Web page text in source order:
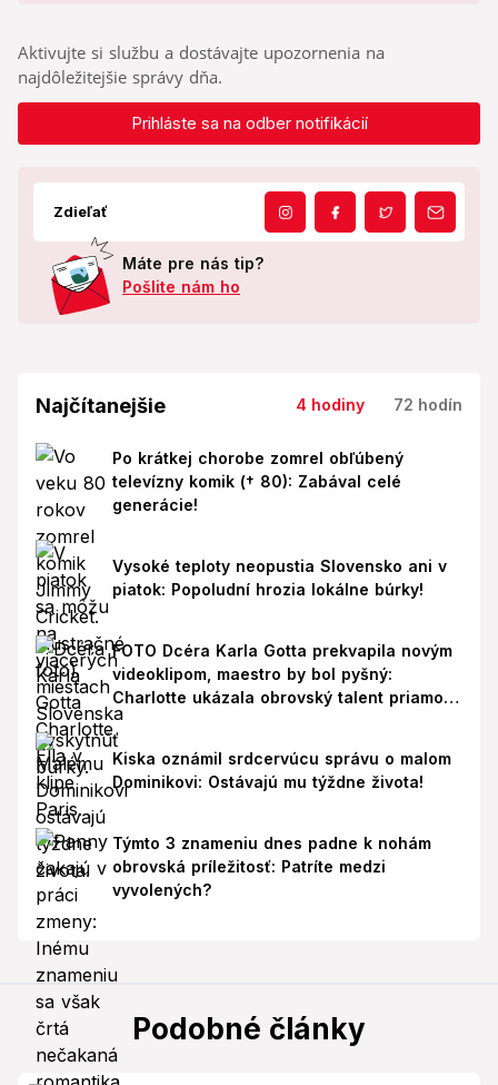
Aktivujte si službu a dostávajte upozornenia na
najdôležitejšie správy dňa.
Prihláste sa na odber notifikácií
Zdieľať
Máte pre nás tip?
Pošlite nám ho
Najčítanejšie 4 hodiny 72 hodín
Po krátkej chorobe zomrel obľúbený
televízny komik († 80): Zabával celé
generácie!
Vysoké teploty neopustia Slovensko ani v
piatok: Popoludní hrozia lokálne búrky!
FOTO Dcéra Karla Gotta prekvapila novým
videoklipom, maestro by bol pyšný:
Charlotte ukázala obrovský talent priamo v
Paríži!
Kiska oznámil srdcervúcu správu o malom
Dominikovi: Ostávajú mu týždne života!
Týmto 3 znameniu dnes padne k nohám
obrovská príležitosť: Patríte medzi
vyvolených?
Podobné články